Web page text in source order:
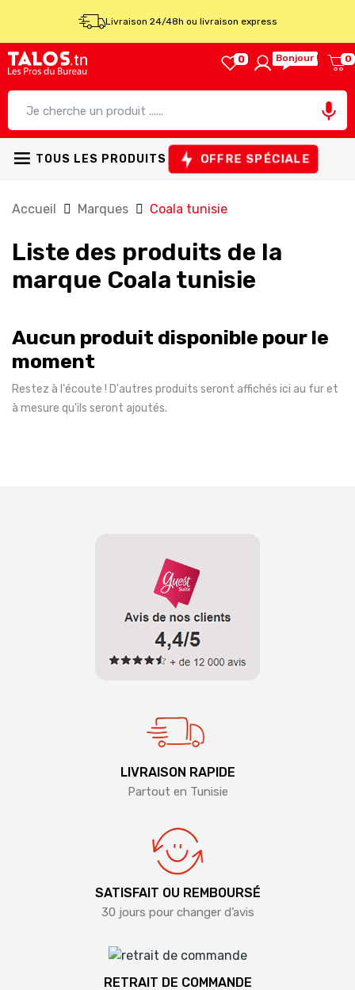
Livraison 24/48h ou livraison express
0 Bonjour ! 0

TOUS LES PRODUITS OFFRE SPÉCIALE
Accueil Marques Coala tunisie
Liste des produits de la
marque Coala tunisie
Aucun produit disponible pour le
moment
Restez à l'écoute ! D'autres produits seront affichés ici au fur et
à mesure qu'ils seront ajoutés.
LIVRAISON RAPIDE
Partout en Tunisie
SATISFAIT OU REMBOURSÉ
30 jours pour changer d’avis
RETRAIT DE COMMANDE